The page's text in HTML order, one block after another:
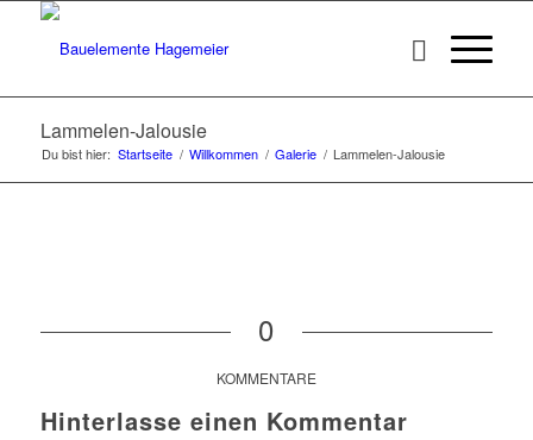
Lammelen-Jalousie
Du bist hier: Startseite / Willkommen / Galerie / Lammelen-Jalousie
0
KOMMENTARE
Hinterlasse einen Kommentar